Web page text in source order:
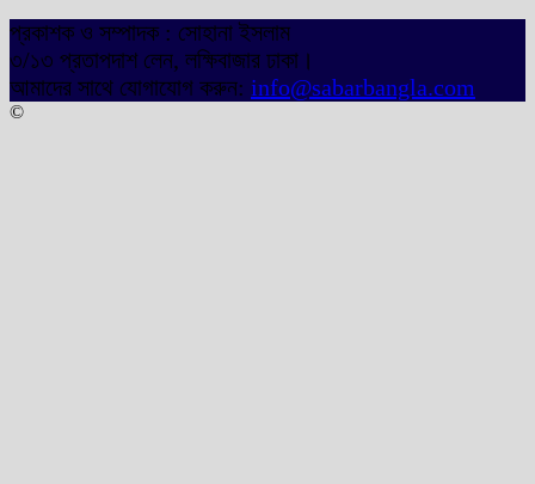
প্রকাশক ও সম্পাদক : সোহানা ইসলাম
৩/১৩ প্রতাপদাশ লেন, লক্ষিবাজার ঢাকা।
আমাদের সাথে যোগাযোগ করুন: info@sabarbangla.com
©